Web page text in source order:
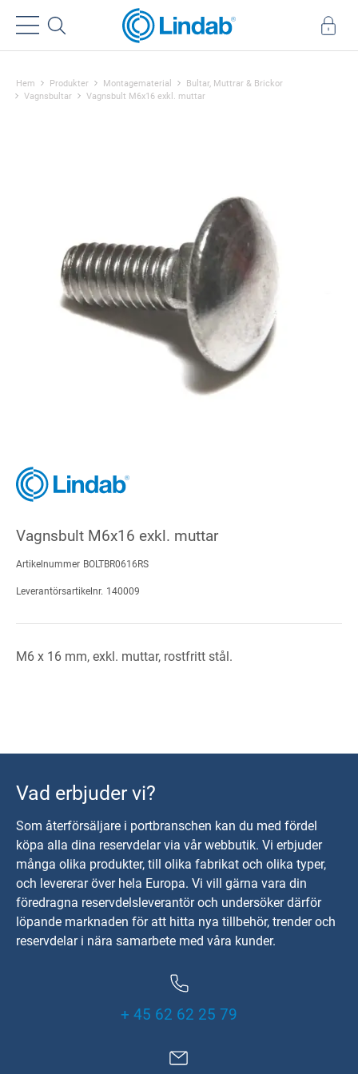
Hem Produkter Montagematerial
Bultar, Muttrar & Brickor
Vagnsbultar
Vagnsbult M6x16 exkl. muttar
Vagnsbult M6x16 exkl. muttar
Artikelnummer BOLTBR0616RS
Leverantörsartikelnr. 140009
M6 x 16 mm, exkl. muttar, rostfritt stål.
Vad erbjuder vi?
Som återförsäljare i portbranschen kan du med fördel
köpa alla dina reservdelar via vår webbutik. Vi erbjuder
många olika produkter, till olika fabrikat och olika typer,
och levererar över hela Europa. Vi vill gärna vara din
föredragna reservdelsleverantör och undersöker därför
löpande marknaden för att hitta nya tillbehör, trender och
reservdelar i nära samarbete med våra kunder.
+ 45 62 62 25 79